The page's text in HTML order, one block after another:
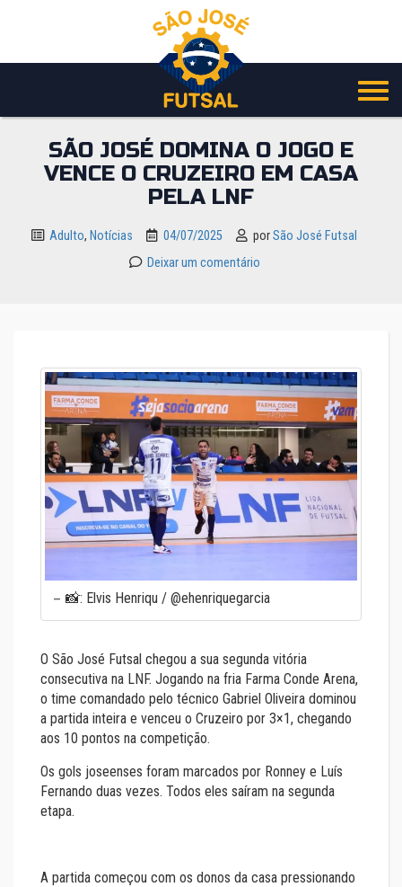
o
SÃO JOSÉ DOMINA O JOGO E
VENCE O CRUZEIRO EM CASA
PELA LNF
Adulto, Notícias 04/07/2025 porSão José Futsal
Deixar um comentário
📸: Elvis Henriqu / @ehenriquegarcia
O São José Futsal chegou a sua segunda vitória
consecutiva na LNF. Jogando na fria Farma Conde Arena,
o time comandado pelo técnico Gabriel Oliveira dominou
a partida inteira e venceu o Cruzeiro por 3×1, chegando
aos 10 pontos na competição.
Os gols joseenses foram marcados por Ronney e Luís
Fernando duas vezes. Todos eles saíram na segunda
etapa.
A partida começou com os donos da casa pressionando